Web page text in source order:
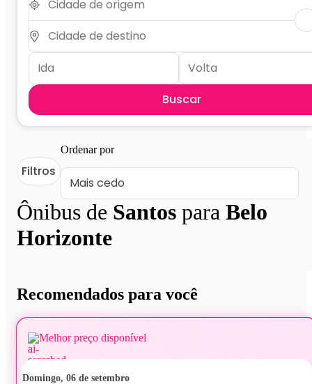
Buscar
Ônibus de Santos para Belo
Horizonte
Filtros
Ordenar por
Recomendados para você
Melhor preço disponível
domingo, 06 de setembro